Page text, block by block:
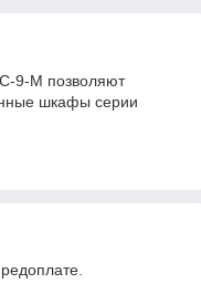
9-M позволяют
шкафы серии